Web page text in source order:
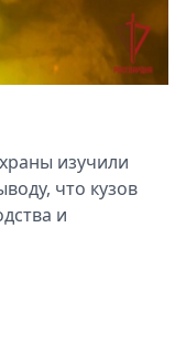
изучили
что кузов
и